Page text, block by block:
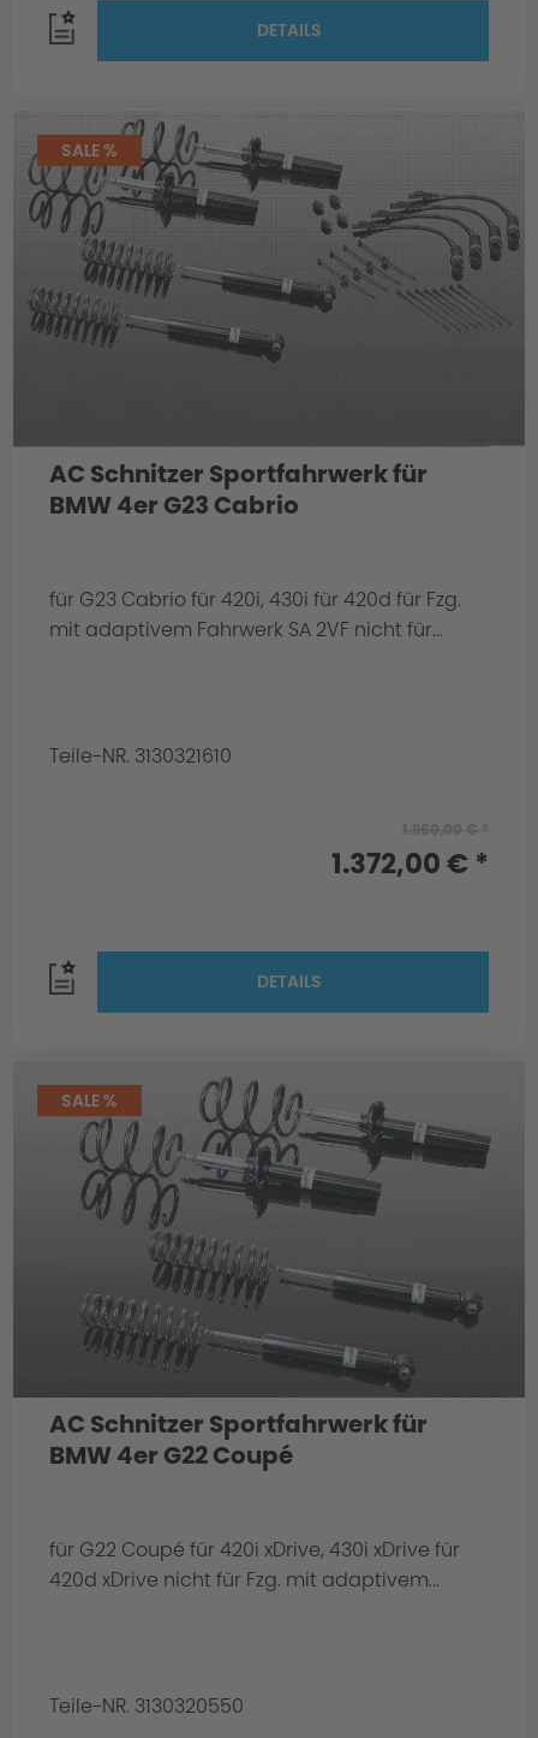
DETAILS
SALE %
AC Schnitzer Sportfahrwerk für
BMW 4er G23 Cabrio
für G23 Cabrio für 420i, 430i für 420d für Fzg.
mit adaptivem Fahrwerk SA 2VF nicht für...
Teile-NR. 3130321610
1.372,00 € *
DETAILS
SALE %
AC Schnitzer Sportfahrwerk für
BMW 4er G22 Coupé
für G22 Coupé für 420i xDrive, 430i xDrive für
420d xDrive nicht für Fzg. mit adaptivem...
Teile-NR. 3130320550